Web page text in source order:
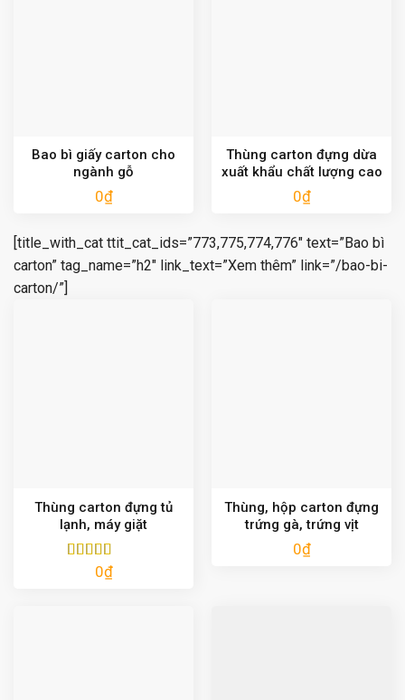
Bao bì giấy carton cho
ngành gỗ
0₫
Thùng carton đựng dừa
xuất khẩu chất lượng cao
0₫
[title_with_cat ttit_cat_ids=”773,775,774,776″ text=”Bao bì
carton” tag_name=”h2″ link_text=”Xem thêm” link=”/bao-bi-
carton/”]
Thùng carton đựng tủ
lạnh, máy giặt
Được xếp
0₫
Thùng, hộp carton đựng
trứng gà, trứng vịt
0₫